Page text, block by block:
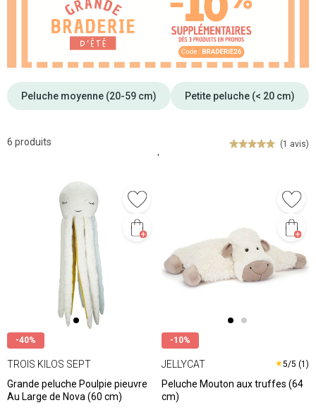
Peluche moyenne (20-59 cm) Petite peluche (< 20 cm)
6 produits (1 avis)
'
-40%
TROIS KILOS SEPT
Grande peluche Poulpie pieuvre
Au Large de Nova (60 cm)
-10%
JELLYCAT ★5/5 (1)
Peluche Mouton aux truffes (64
cm)